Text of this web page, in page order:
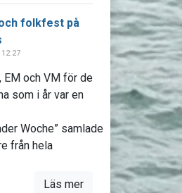
folkfest på
EM och VM för de
som i år var en
Woche” samlade
från hela
Läs mer